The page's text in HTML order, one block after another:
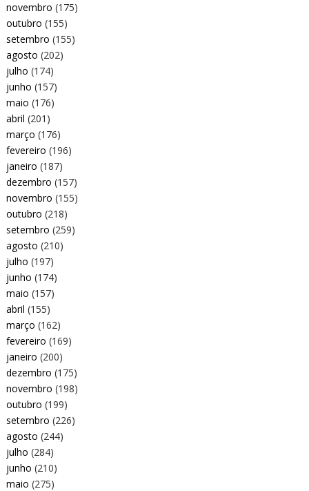
novembro (175)
outubro (155)
setembro (155)
agosto (202)
julho (174)
junho (157)
maio (176)
abril (201)
março (176)
fevereiro (196)
janeiro (187)
dezembro (157)
novembro (155)
outubro (218)
setembro (259)
agosto (210)
julho (197)
junho (174)
maio (157)
abril (155)
março (162)
fevereiro (169)
janeiro (200)
dezembro (175)
novembro (198)
outubro (199)
setembro (226)
agosto (244)
julho (284)
junho (210)
maio (275)